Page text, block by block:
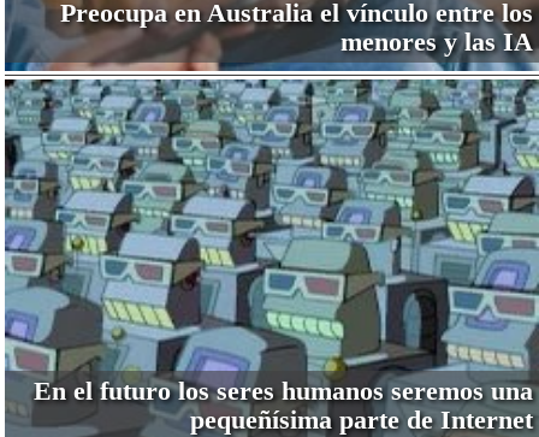
Preocupa en Australia el vínculo entre los
menores y las IA
En el futuro los seres humanos seremos una
pequeñísima parte de Internet